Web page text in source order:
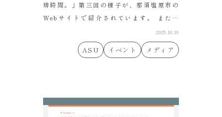
琲時間。」第三回の様子が、那須塩原市の
Webサイトで紹介されています。 また、
2025.10.10
ASU イベント メディア